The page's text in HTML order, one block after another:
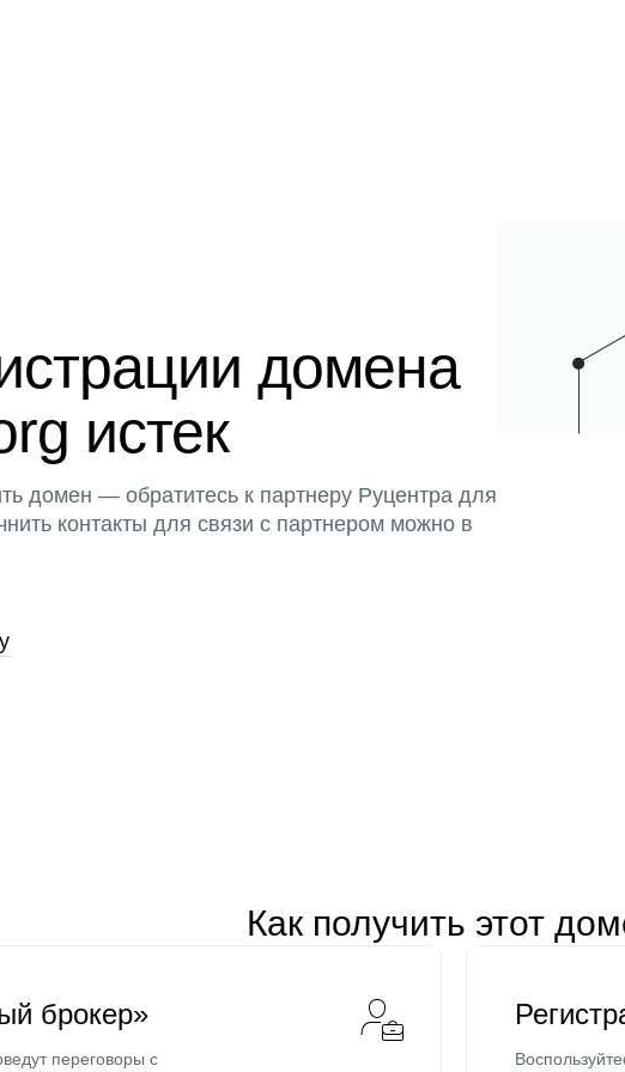
домена
истек
домен — обратитесь к партнеру Руцентра для
контакты для связи с партнером можно в
Как получить этот
брокер»
переговоры с